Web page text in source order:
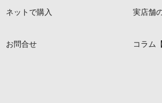
ネットで購入 実店舗
お問合せ コラム